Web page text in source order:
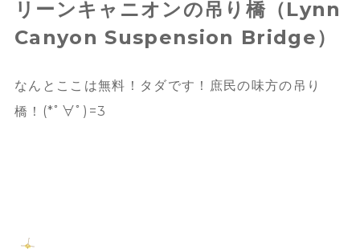
リーンキャニオンの吊り橋（Lynn
Canyon Suspension Bridge）
なんとここは無料！ タダです！ 庶民の味方の吊り
橋！(*ﾟ∀ﾟ)=3